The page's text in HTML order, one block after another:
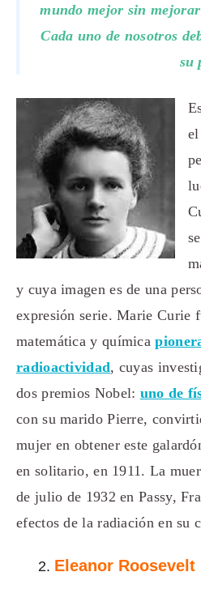
mundo mejor sin
Cada uno de nosotros
su
y cuya imagen es de una
expresión serie. Marie Curie
matemática y química
radioactividad, cuyas
dos premios Nobel: uno de
con su marido Pierre,
mujer en obtener este
en solitario, en 1911. La
de julio de 1932 en Passy,
efectos de la radiación en su
Eleanor Roosevelt